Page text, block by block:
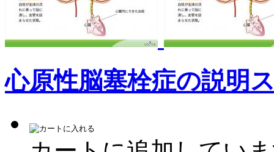
心原性脳塞栓症の説明